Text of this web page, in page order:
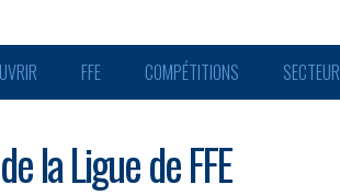
FFE COMPÉTITIONS
la Ligue de FFE